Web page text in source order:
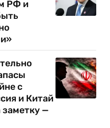
РФ и
с
и Китай
заметку —